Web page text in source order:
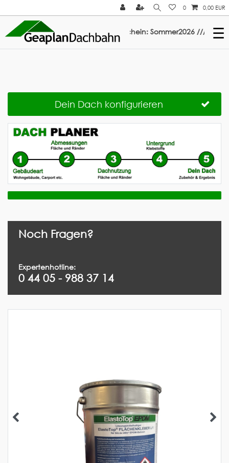
0 0,00 EUR
ElastoTop & Multi-Fix: Gutschein: Sommer2026 /// ☰
Dein Dach konfigurieren
Noch Fragen?
Expertenhotline:
0 44 05 - 988 37 14